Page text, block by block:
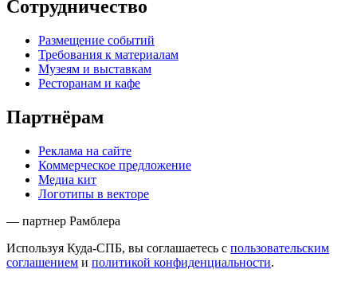
Сотрудничество
Размещение событий
Требования к материалам
Музеям и выставкам
Ресторанам и кафе
Партнёрам
Реклама на сайте
Коммерческое предложение
Медиа кит
Логотипы в векторе
— партнер Рамблера
Используя Куда-СПБ, вы соглашаетесь с пользовательским
соглашением и политикой конфиденциальности.